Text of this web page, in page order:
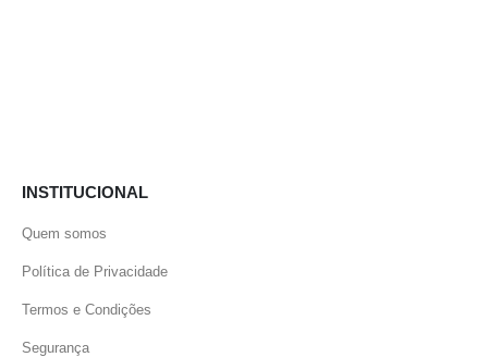
INSTITUCIONAL
Quem somos
Política de Privacidade
Termos e Condições
Segurança